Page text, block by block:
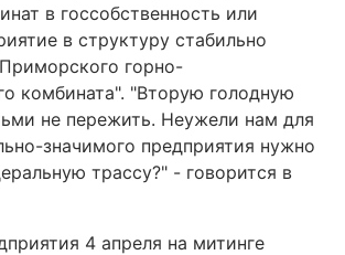
в госсобственность или
в структуру стабильно
горно-
комбината". "Вторую голодную
не пережить. Неужели нам для
значимого предприятия нужно
трассу?" - говорится в
4 апреля на митинге